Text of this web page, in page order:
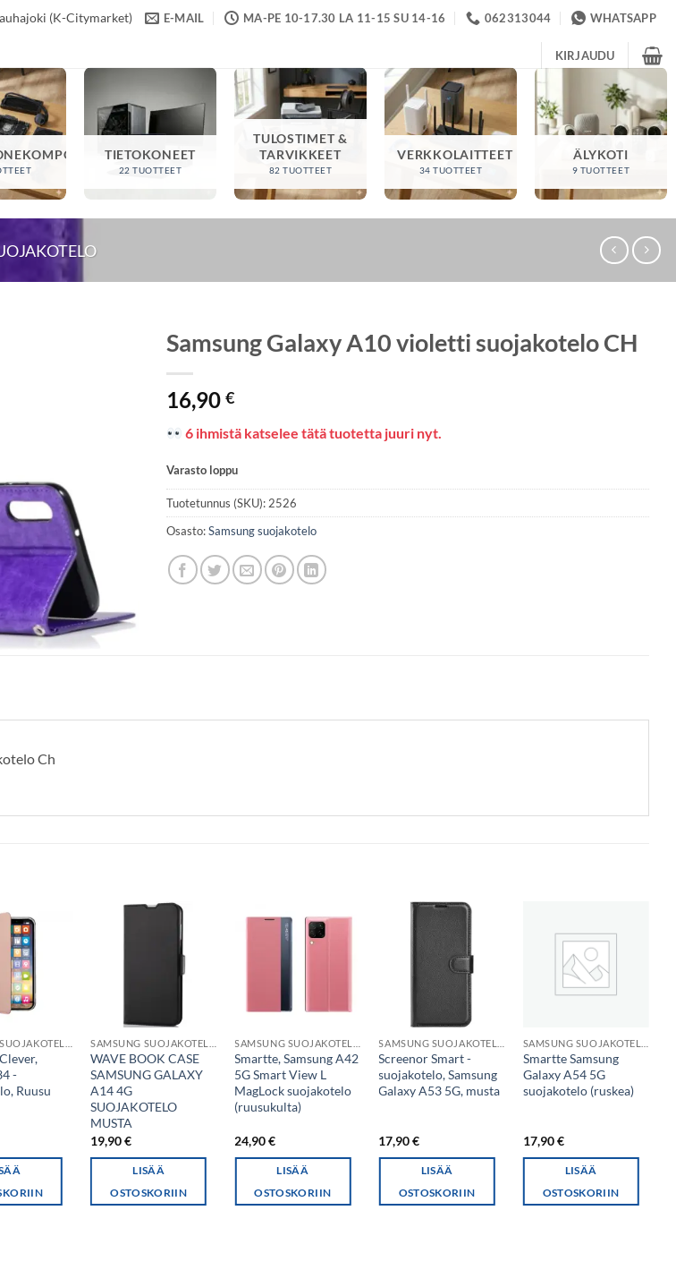
(K-Citymarket) E-MAIL MA-PE 10-17.30 LA 11-15 SU 14-16 062313044 WHATSAPP
KIRJAUDU
TIETOKONEET
22 TUOTTEET
TULOSTIMET &
TARVIKKEET
82 TUOTTEET
VERKKOLAITTEET
34 TUOTTEET
ÄLYKOTI
9 TUOTTEET
Samsung Galaxy A10 violetti suojakotelo CH
16,90€
6 ihmistä katselee tätä tuotetta juuri nyt.
Varasto loppu
Tuotetunnus (SKU): 2526
Osasto:Samsung suojakotelo
Ch
-
Ruusu
WAVE BOOK CASE
SAMSUNG GALAXY
A14 4G
SUOJAKOTELO
MUSTA
19,90€
LISÄÄ
OSTOSKORIIN
Smartte, Samsung A42
5G Smart View L
MagLock suojakotelo
(ruusukulta)
24,90€
LISÄÄ
OSTOSKORIIN
Screenor Smart -
suojakotelo, Samsung
Galaxy A53 5G, musta
17,90€
LISÄÄ
OSTOSKORIIN
Smartte Samsung
Galaxy A54 5G
suojakotelo (ruskea)
17,90€
LISÄÄ
OSTOSKORIIN